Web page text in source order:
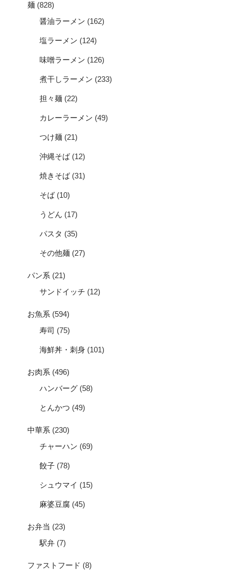
麺 (828)
醤油ラーメン (162)
塩ラーメン (124)
味噌ラーメン (126)
煮干しラーメン (233)
担々麺 (22)
カレーラーメン (49)
つけ麺 (21)
沖縄そば(12)
焼きそば(31)
そば(10)
うどん (17)
パスタ (35)
その他麺 (27)
パン系 (21)
サンドイッチ (12)
お魚系 (594)
寿司 (75)
海鮮丼・刺身 (101)
お肉系 (496)
ハンバーグ (58)
とんかつ (49)
中華系 (230)
チャーハン (69)
餃子 (78)
シュウマイ (15)
麻婆豆腐 (45)
お弁当 (23)
駅弁 (7)
ファストフード (8)